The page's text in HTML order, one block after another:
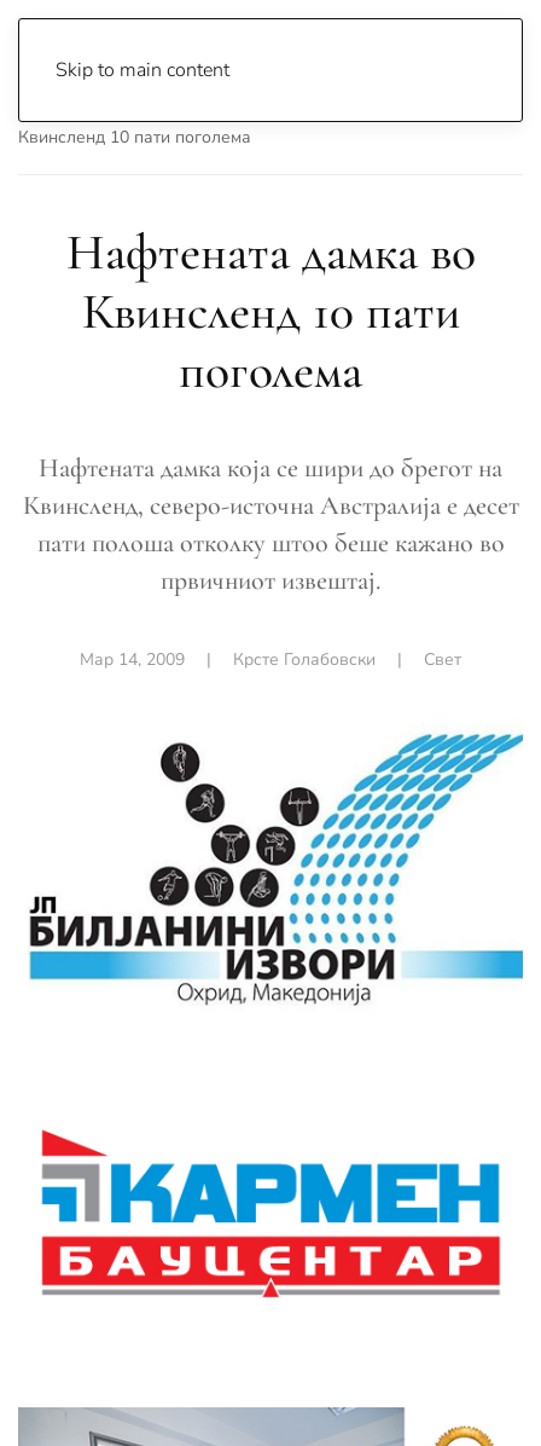
Skip to main content
Квинсленд 10 пати поголема
Нафтената дамка во
Квинсленд 10 пати
поголема
Нафтената дамка која се шири до брегот на
Квинсленд, северо-источна Австралија е десет
пати полоша отколку штоо беше кажано во
првичниот извештај.
Мар 14, 2009 | Крсте Голабовски | Свет